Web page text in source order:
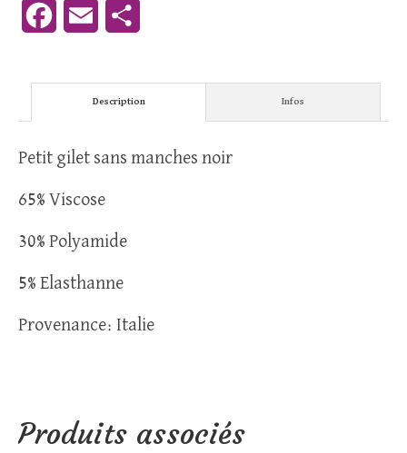
FacebookEmail
Description Infos
Petit gilet sans manches noir
65% Viscose
30% Polyamide
5% Elasthanne
Provenance: Italie
Produits associés